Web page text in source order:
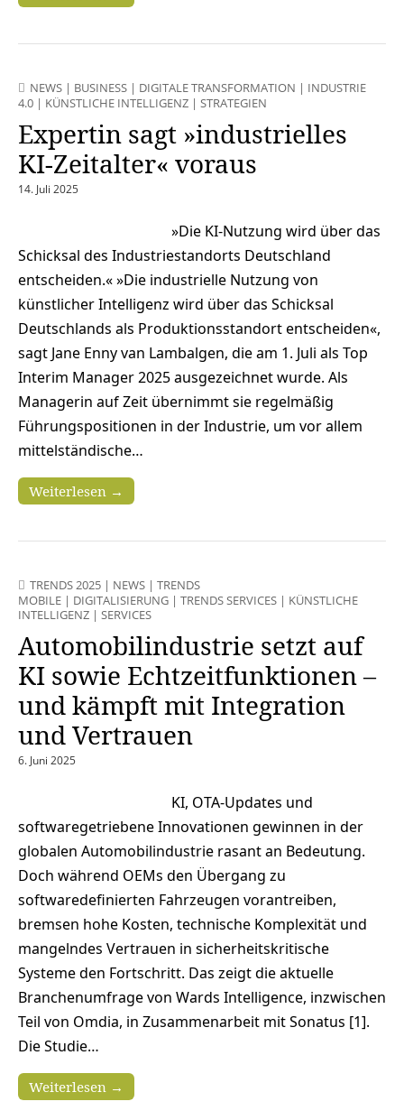
NEWS | BUSINESS | DIGITALE TRANSFORMATION | INDUSTRIE
4.0 | KÜNSTLICHE INTELLIGENZ | STRATEGIEN
Expertin sagt »industrielles
KI-Zeitalter« voraus
14. Juli 2025
»Die KI-Nutzung wird über das
Schicksal des Industriestandorts Deutschland
entscheiden.« »Die industrielle Nutzung von
künstlicher Intelligenz wird über das Schicksal
Deutschlands als Produktionsstandort entscheiden«,
sagt Jane Enny van Lambalgen, die am 1. Juli als Top
Interim Manager 2025 ausgezeichnet wurde. Als
Managerin auf Zeit übernimmt sie regelmäßig
Führungspositionen in der Industrie, um vor allem
mittelständische…
Weiterlesen →
TRENDS 2025 | NEWS | TRENDS
MOBILE | DIGITALISIERUNG | TRENDS SERVICES | KÜNSTLICHE
INTELLIGENZ | SERVICES
Automobilindustrie setzt auf
KI sowie Echtzeitfunktionen –
und kämpft mit Integration
und Vertrauen
6. Juni 2025
KI, OTA-Updates und
softwaregetriebene Innovationen gewinnen in der
globalen Automobilindustrie rasant an Bedeutung.
Doch während OEMs den Übergang zu
softwaredefinierten Fahrzeugen vorantreiben,
bremsen hohe Kosten, technische Komplexität und
mangelndes Vertrauen in sicherheitskritische
Systeme den Fortschritt. Das zeigt die aktuelle
Branchenumfrage von Wards Intelligence, inzwischen
Teil von Omdia, in Zusammenarbeit mit Sonatus [1].
Die Studie…
Weiterlesen →